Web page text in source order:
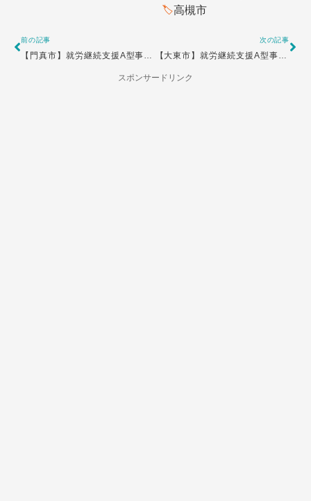
高槻市
Prev
前の記事
【門真市】就労継続支援A型事業所の一覧
次の記事
【大東市】就労継続支援A型事業所の一覧
スポンサードリンク